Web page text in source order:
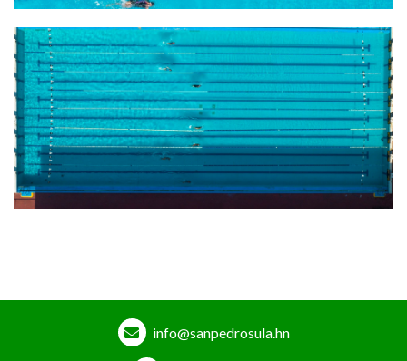
info@sanpedrosula.hn